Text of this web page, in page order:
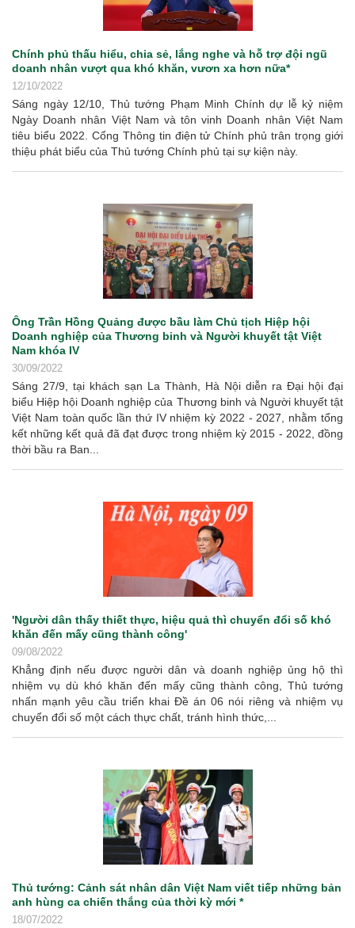
Chính phủ thấu hiểu, chia sẻ, lắng nghe và hỗ trợ đội ngũ
doanh nhân vượt qua khó khăn, vươn xa hơn nữa*
12/10/2022
Sáng ngày 12/10, Thủ tướng Phạm Minh Chính dự lễ kỷ niệm
Ngày Doanh nhân Việt Nam và tôn vinh Doanh nhân Việt Nam
tiêu biểu 2022. Cổng Thông tin điện tử Chính phủ trân trọng giới
thiệu phát biểu của Thủ tướng Chính phủ tại sự kiện này.
Ông Trần Hồng Quảng được bầu làm Chủ tịch Hiệp hội
Doanh nghiệp của Thương binh và Người khuyết tật Việt
Nam khóa IV
30/09/2022
Sáng 27/9, tại khách sạn La Thành, Hà Nội diễn ra Đại hội đại
biểu Hiệp hội Doanh nghiệp của Thương binh và Người khuyết tật
Việt Nam toàn quốc lần thứ IV nhiệm kỳ 2022 - 2027, nhằm tổng
kết những kết quả đã đạt được trong nhiệm kỳ 2015 - 2022, đồng
thời bầu ra Ban...
'Người dân thấy thiết thực, hiệu quả thì chuyển đổi số khó
khăn đến mấy cũng thành công'
09/08/2022
Khẳng định nếu được người dân và doanh nghiệp ủng hộ thì
nhiệm vụ dù khó khăn đến mấy cũng thành công, Thủ tướng
nhấn mạnh yêu cầu triển khai Đề án 06 nói riêng và nhiệm vụ
chuyển đổi số một cách thực chất, tránh hình thức,...
Thủ tướng: Cảnh sát nhân dân Việt Nam viết tiếp những bản
anh hùng ca chiến thắng của thời kỳ mới *
18/07/2022